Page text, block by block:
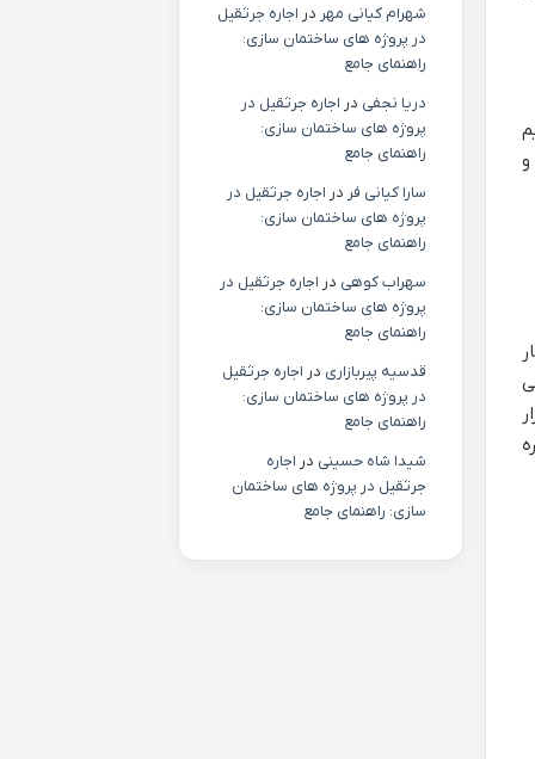
شهرام کیانی مهر در اجاره جرثقیل
در پروژه های ساختمان سازی:
راهنمای جامع
دریا نجفی در اجاره جرثقیل در
پروژه های ساختمان سازی:
راهنمای جامع
سارا کیانی فر در اجاره جرثقیل در
پروژه های ساختمان سازی:
راهنمای جامع
سهراب کوهی در اجاره جرثقیل در
پروژه های ساختمان سازی:
راهنمای جامع
قدسیه پیربازاری در اجاره جرثقیل
در پروژه های ساختمان سازی:
راهنمای جامع
شیدا شاه حسینی در اجاره
جرثقیل در پروژه های ساختمان
سازی: راهنمای جامع